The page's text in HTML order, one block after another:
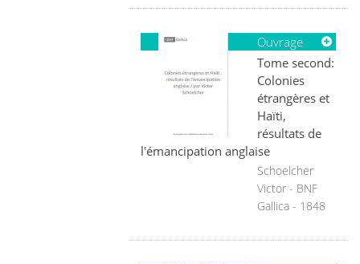
Ouvrage
Tome second:
Colonies
étrangères et
Haïti,
résultats de
l'émancipation anglaise
Schoelcher
Victor - BNF
Gallica - 1848